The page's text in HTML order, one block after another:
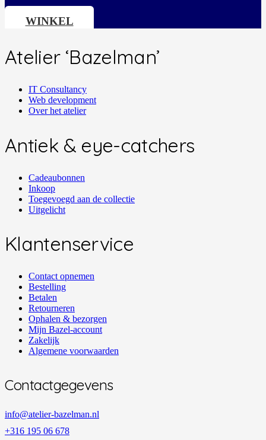
WINKEL
Atelier ‘Bazelman’
IT Consultancy
Web development
Over het atelier
Antiek & eye-catchers
Cadeaubonnen
Inkoop
Toegevoegd aan de collectie
Uitgelicht
Klantenservice
Contact opnemen
Bestelling
Betalen
Retourneren
Ophalen & bezorgen
Mijn Bazel-account
Zakelijk
Algemene voorwaarden
Contactgegevens
info@atelier-bazelman.nl
+316 195 06 678